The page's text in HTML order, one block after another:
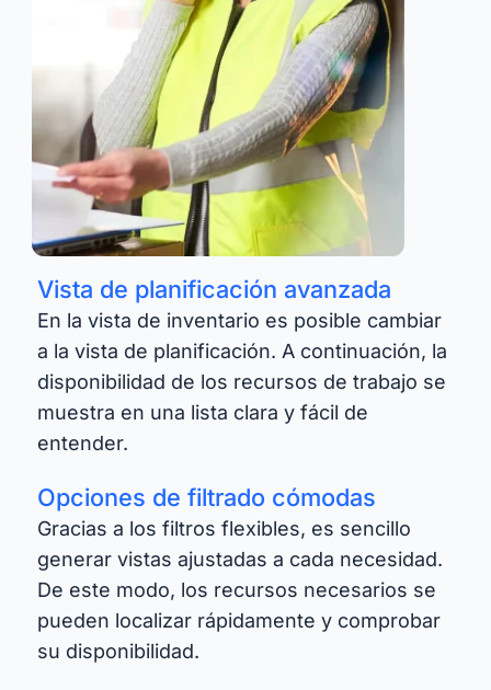
Vista de planificación avanzada
En la vista de inventario es posible cambiar
a la vista de planificación. A continuación, la
disponibilidad de los recursos de trabajo se
muestra en una lista clara y fácil de
entender.
Opciones de filtrado cómodas
Gracias a los filtros flexibles, es sencillo
generar vistas ajustadas a cada necesidad.
De este modo, los recursos necesarios se
pueden localizar rápidamente y comprobar
su disponibilidad.